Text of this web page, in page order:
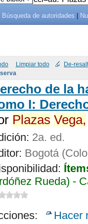
Búsqueda de autoridades
Limpiar todo De-
de la
I:
Plazas Vega,
2a. ed.
Bogotá
Rueda) -
Hacer